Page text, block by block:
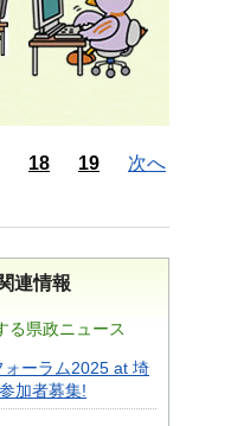
18 19 次へ
連情報
る県政ニュース
ォーラム2025 at 埼
加者募集!